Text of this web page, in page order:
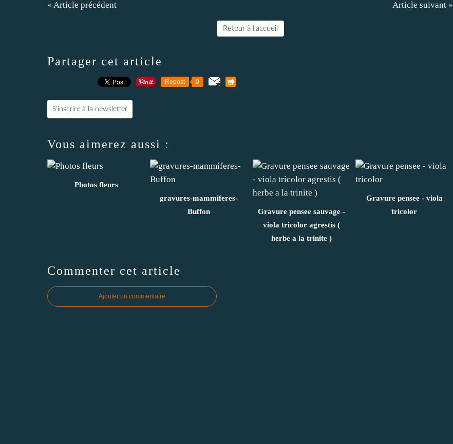
« Article précédent Article suivant »
Retour à l'accueil
Partager cet article
Repost 0
S'inscrire à la newsletter
Vous aimerez aussi :
Photos fleurs
gravures-mammiferes-
Buffon
Gravure pensee sauvage -
viola tricolor agrestis (
herbe a la trinite )
Gravure pensee - viola
tricolor
Commenter cet article
Ajouter un commentaire